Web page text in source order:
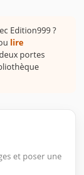
Edition999 ?
lire
portes
et poser une